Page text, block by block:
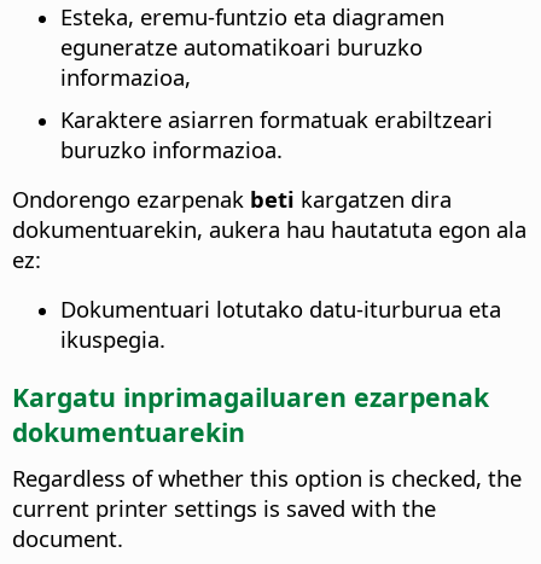
Esteka, eremu-funtzio eta diagramen
eguneratze automatikoari buruzko
informazioa,
Karaktere asiarren formatuak erabiltzeari
buruzko informazioa.
Ondorengo ezarpenak beti kargatzen dira
dokumentuarekin, aukera hau hautatuta egon ala
ez:
Dokumentuari lotutako datu-iturburua eta
ikuspegia.
Kargatu inprimagailuaren ezarpenak
dokumentuarekin
Regardless of whether this option is checked, the
current printer settings is saved with the
document.